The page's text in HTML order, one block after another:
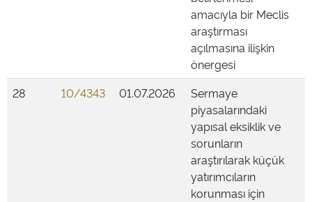
amacıyla bir Meclis
araştırması
açılmasına ilişkin
önergesi
28
10/4343 01.07.2026
Sermaye
piyasalarındaki
yapısal eksiklik ve
sorunların
araştırılarak küçük
yatırımcıların
korunması için